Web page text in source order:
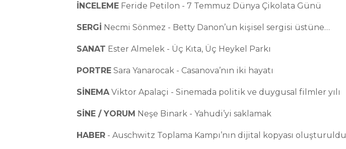
İNCELEME Feride Petilon - 7 Temmuz Dünya Çikolata Günü
SERGİ Necmi Sönmez - Betty Danon’un kişisel sergisi üstüne…
SANAT Ester Almelek - Üç Kıta, Üç Heykel Parkı
PORTRE Sara Yanarocak - Casanova’nın iki hayatı
SİNEMAViktor Apalaçi - Sinemada politik ve duygusal filmler yılı
SİNE / YORUM Neşe Binark - Yahudi’yi saklamak
HABER - Auschwitz Toplama Kampı’nın dijital kopyası oluşturuldu